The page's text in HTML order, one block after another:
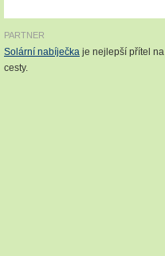
PARTNER
Solární nabíječka je nejlepší přítel na
cesty.